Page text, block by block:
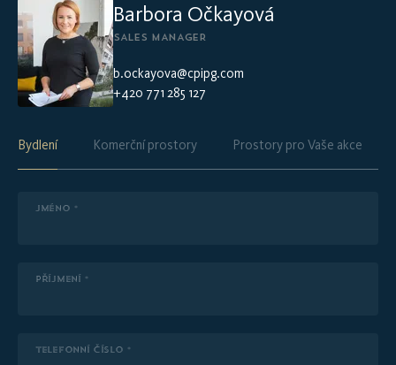
Barbora Očkayová
SALES MANAGER
b.ockayova@cpipg.com
+420 771 285 127
Bydlení Komerční prostory Prostory pro Vaše akce
JMÉNO *
PŘÍJMENÍ *
TELEFONNÍ ČÍSLO *